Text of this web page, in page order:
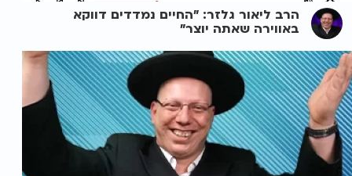
הרב ליאור גלזר: "החיים נמדדים דווקא
באווירה שאתה יוצר"